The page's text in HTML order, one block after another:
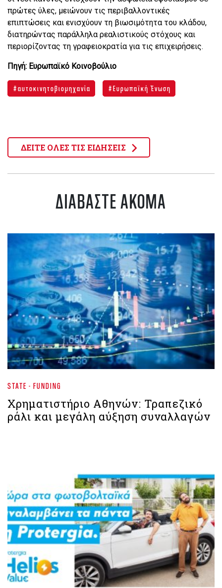
πρώτες ύλες, μειώνουν τις περιβαλλοντικές
επιπτώσεις και ενισχύουν τη βιωσιμότητα του κλάδου,
διατηρώντας παράλληλα ρεαλιστικούς στόχους και
περιορίζοντας τη γραφειοκρατία για τις επιχειρήσεις.
Πηγή: Ευρωπαϊκό Κοινοβούλιο
αυτοκινητοβιομηχανία Ευρωπαϊκή Ένωση
ΔΕΙΤΕ ΟΛΕΣ ΤΙΣ ΕΙΔΗΣΕΙΣ
ΔΙΑΒΑΣΤΕ ΑΚΟΜΑ
STATE - FUNDING
Χρηματιστήριο Aθηνών: Τραπεζικό
ράλι και μεγάλη αύξηση συναλλαγών